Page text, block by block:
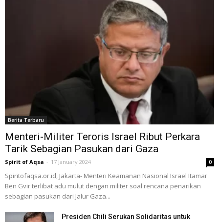
Berita Terbaru
Menteri-Militer Teroris Israel Ribut Perkara
Tarik Sebagian Pasukan dari Gaza
Spirit of Aqsa - 17 January 2024 0
Spiritofaqsa.or.id, Jakarta- Menteri Keamanan Nasional Israel Itamar
Ben Gvir terlibat adu mulut dengan militer soal rencana penarikan
sebagian pasukan dari Jalur Gaza...
Presiden Chili Serukan Solidaritas untuk